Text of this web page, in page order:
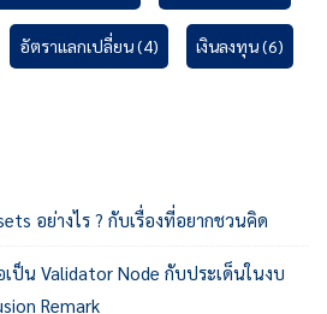
อัตราแลกเปลี่ยน(4) เงินลงทุน(6)
อย่างไร ? กับเรื่องที่อยากชวนคิด
เป็น Validator Node กับประเด็นในงบ
Remark